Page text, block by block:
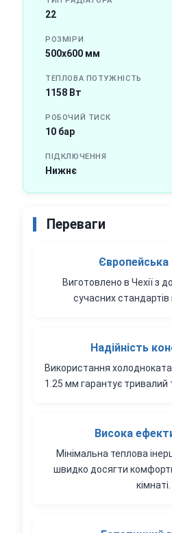
22
РОЗМІРИ
500х600 мм
ТЕПЛОВА ПОТУЖНІСТЬ
1158 Вт
РОБОЧИЙ ТИСК
10 бар
ПІДКЛЮЧЕННЯ
Нижнє
Переваги
Європейська
Виготовлено в Чехії з
сучасних
Надійність
Використання
1.25 мм гарантує тривалий
Висока
Мінімальна теплова
швидко досягти
кімнаті.